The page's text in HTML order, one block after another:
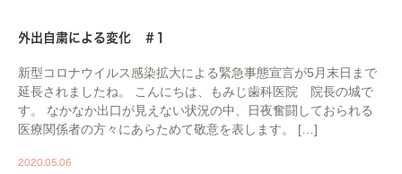
外出自粛による変化 ＃1
新型コロナウイルス感染拡大による緊急事態宣言が5月末日まで
延長されましたね。 こんにちは、もみじ歯科医院 院長の城で
す。 なかなか出口が見えない状況の中、日夜奮闘しておられる
医療関係者の方々にあらためて敬意を表します。 […]
2020.05.06